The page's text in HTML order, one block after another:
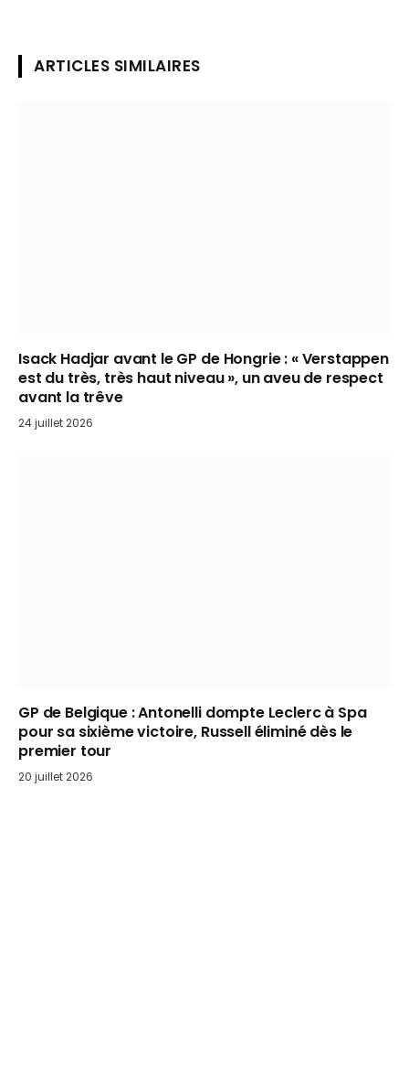
ARTICLES SIMILAIRES
Isack Hadjar avant le GP de Hongrie : « Verstappen
est du très, très haut niveau », un aveu de respect
avant la trêve
24 juillet 2026
GP de Belgique : Antonelli dompte Leclerc à Spa
pour sa sixième victoire, Russell éliminé dès le
premier tour
20 juillet 2026